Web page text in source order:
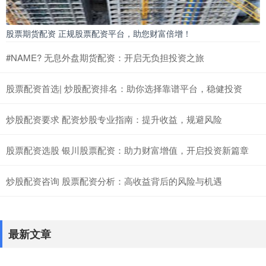
股票期货配资 正规股票配资平台，助您财富倍增！
#NAME? 无息外盘期货配资：开启无负担投资之旅
股票配资首选| 炒股配资排名：助你选择靠谱平台，稳健投资
炒股配资要求 配资炒股专业指南：提升收益，规避风险
股票配资选股 银川股票配资：助力财富增值，开启投资新篇章
炒股配资咨询 股票配资分析：高收益背后的风险与机遇
最新文章